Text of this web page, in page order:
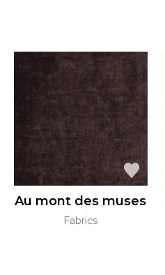
Au mont des muses
Fabrics